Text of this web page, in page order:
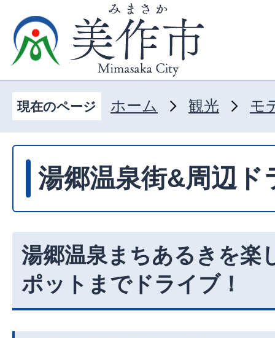
現在のページ ホーム 観光 モ
湯郷温泉街&周辺ド
湯郷温泉まちあるきを楽
ポットまでドライブ！